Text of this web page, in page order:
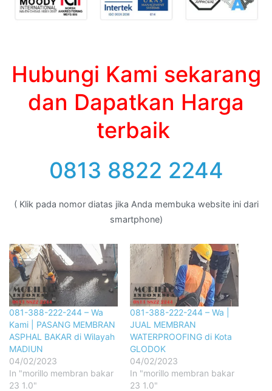
Hubungi Kami sekarang
dan Dapatkan Harga
terbaik
0813 8822 2244
( Klik pada nomor diatas jika Anda membuka website ini dari
smartphone)
081-388-222-244 – Wa
Kami | PASANG MEMBRAN
ASPHAL BAKAR di Wilayah
MADIUN
04/02/2023
In "morillo membran bakar
23 1.0"
081-388-222-244 – Wa |
JUAL MEMBRAN
WATERPROOFING di Kota
GLODOK
04/02/2023
In "morillo membran bakar
23 1.0"